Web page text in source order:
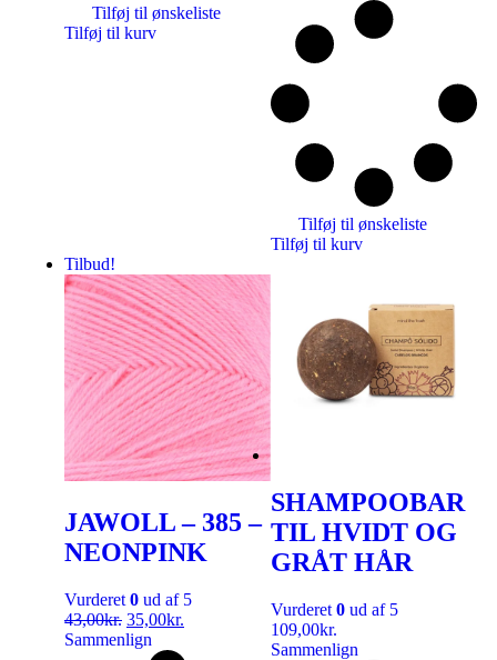
Tilføj til ønskeliste
Tilføj til kurv
Tilføj til ønskeliste
Tilføj til kurv
Tilbud!
JAWOLL – 385 –
NEONPINK
Vurderet 0 ud af 5
43,00kr. 35,00kr.
Sammenlign
SHAMPOOBAR
TIL HVIDT OG
GRÅT HÅR
Vurderet 0 ud af 5
109,00kr.
Sammenlign